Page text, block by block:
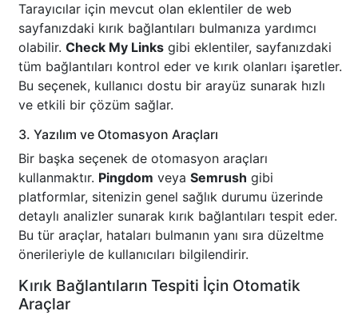
Tarayıcılar için mevcut olan eklentiler de web
sayfanızdaki kırık bağlantıları bulmanıza yardımcı
olabilir. Check My Links gibi eklentiler, sayfanızdaki
tüm bağlantıları kontrol eder ve kırık olanları işaretler.
Bu seçenek, kullanıcı dostu bir arayüz sunarak hızlı
ve etkili bir çözüm sağlar.
3. Yazılım ve Otomasyon Araçları
Bir başka seçenek de otomasyon araçları
kullanmaktır. Pingdom veya Semrush gibi
platformlar, sitenizin genel sağlık durumu üzerinde
detaylı analizler sunarak kırık bağlantıları tespit eder.
Bu tür araçlar, hataları bulmanın yanı sıra düzeltme
önerileriyle de kullanıcıları bilgilendirir.
Kırık Bağlantıların Tespiti İçin Otomatik
Araçlar